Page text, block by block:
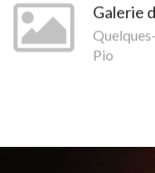
Galerie
Pio